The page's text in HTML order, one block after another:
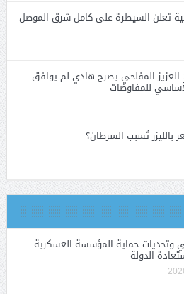
تعلن السيطرة على كامل شرق الموصل
العزيز المفلحي يصرح هادي لم يوافق
للمفاوضات
بالليزر تُسبب السرطان؟
وتحديات حماية المؤسسة العسكرية
الدولة